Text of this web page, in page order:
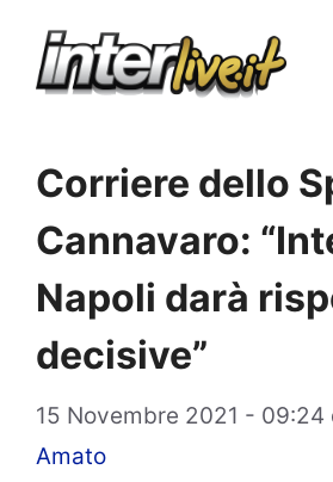
Corriere dello
Cannavaro:
Napoli darà
decisive”
15 Novembre 2021 - 09:24
Amato